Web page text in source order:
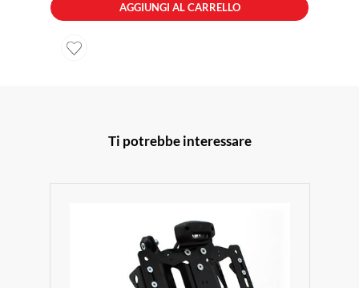
AGGIUNGI AL CARRELLO
Ti potrebbe interessare